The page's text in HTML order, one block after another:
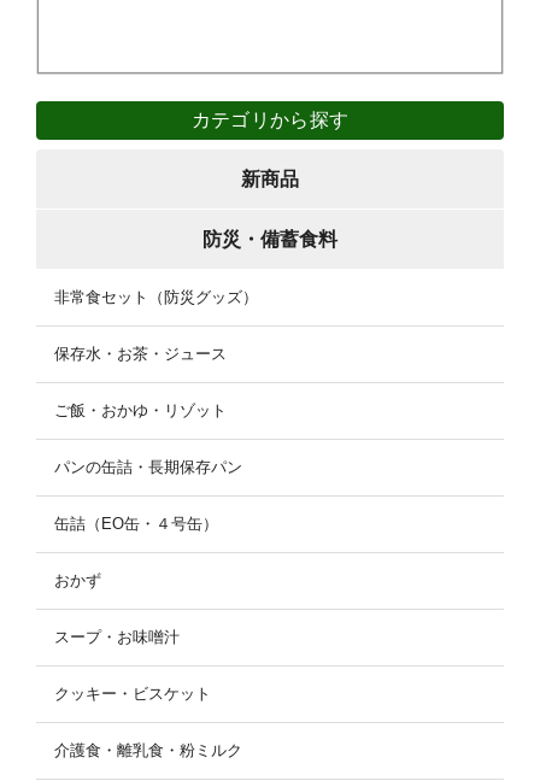
カテゴリから探す
新商品
防災・備蓄食料
非常食セット（防災グッズ）
保存水・お茶・ジュース
ご飯・おかゆ・リゾット
パンの缶詰・長期保存パン
缶詰（EO缶・４号缶）
おかず
スープ・お味噌汁
クッキー・ビスケット
介護食・離乳食・粉ミルク